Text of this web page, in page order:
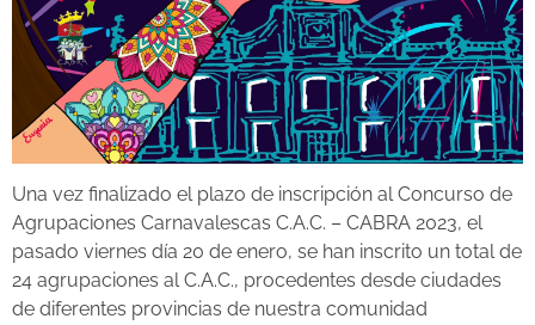
Una vez finalizado el plazo de inscripción al Concurso de
Agrupaciones Carnavalescas C.A.C. – CABRA 2023, el
pasado viernes día 20 de enero, se han inscrito un total de
24 agrupaciones al C.A.C., procedentes desde ciudades
de diferentes provincias de nuestra comunidad